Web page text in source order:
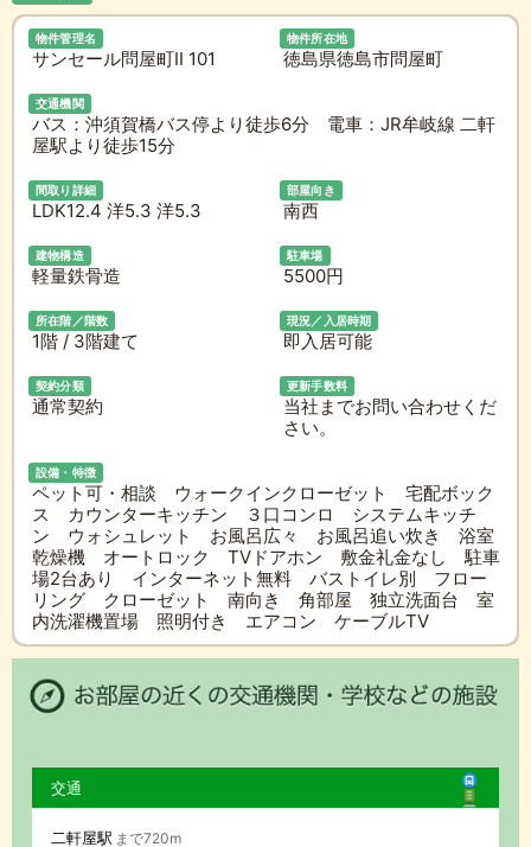
物件管理名
サンセール問屋町II 101
物件所在地
徳島県徳島市問屋町
交通機関
バス：沖須賀橋バス停より徒歩6分 電車：JR牟岐線 二軒
屋駅より徒歩15分
間取り詳細
LDK12.4 洋5.3 洋5.3
部屋向き
南西
建物構造
軽量鉄骨造
駐車場
5500円
所在階／階数
1階 / 3階建て
現況／入居時期
即入居可能
契約分類
通常契約
更新手数料
当社までお問い合わせくだ
さい。
設備・特徴
ペット可・相談 ウォークインクローゼット 宅配ボック
ス カウンターキッチン ３口コンロ システムキッチ
ン ウォシュレット お風呂広々 お風呂追い炊き 浴室
乾燥機 オートロック TVドアホン 敷金礼金なし 駐車
場2台あり インターネット無料 バストイレ別 フロー
リング クローゼット 南向き 角部屋 独立洗面台 室
内洗濯機置場 照明付き エアコン ケーブルTV
交通
二軒屋駅 まで720m